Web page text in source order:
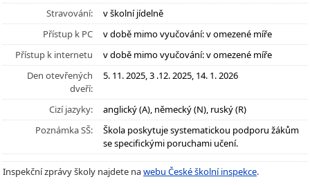
Stravování:
v školní jídelně
Přístup k PC
v době mimo vyučování: v omezené míře
Přístup k internetu
v době mimo vyučování: v omezené míře
Den otevřených
dveří:
5. 11. 2025, 3 .12. 2025, 14. 1. 2026
Cizí jazyky:
anglický (A), německý (N), ruský (R)
Poznámka SŠ:
Škola poskytuje systematickou podporu žákům
se specifickými poruchami učení.
Inspekční zprávy školy najdete nawebu České školní inspekce.